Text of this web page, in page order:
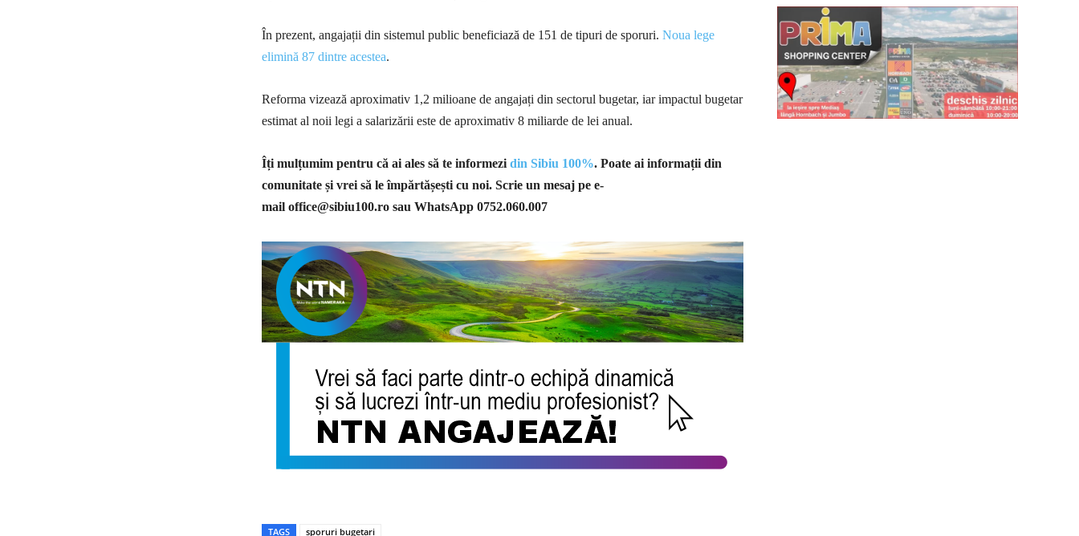
În prezent, angajații din sistemul public beneficiază de 151 de tipuri de sporuri. Noua lege
elimină 87 dintre acestea.
Reforma vizează aproximativ 1,2 milioane de angajați din sectorul bugetar, iar impactul bugetar
estimat al noii legi a salarizării este de aproximativ 8 miliarde de lei anual.
Îți mulțumim pentru că ai ales să te informezi din Sibiu 100%. Poate ai informații din
comunitate și vrei să le împărtășești cu noi. Scrie un mesaj pe e-
mail office@sibiu100.ro sau WhatsApp 0752.060.007
TAGS sporuri bugetari